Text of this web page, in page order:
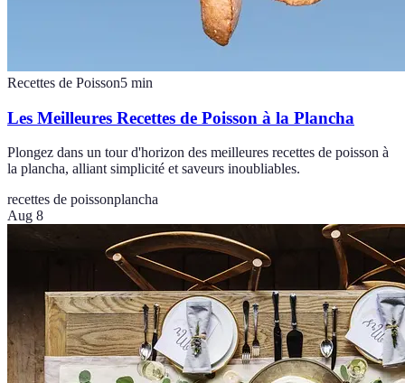
Recettes de Poisson5 min
Les Meilleures Recettes de Poisson à la Plancha
Plongez dans un tour d'horizon des meilleures recettes de poisson à
la plancha, alliant simplicité et saveurs inoubliables.
recettes de poissonplancha
Aug 8